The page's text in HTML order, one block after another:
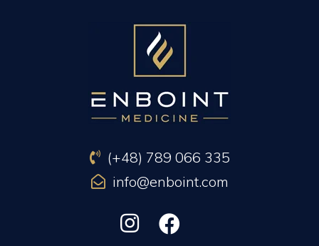
(+48) 789 066 335
info@enboint.com